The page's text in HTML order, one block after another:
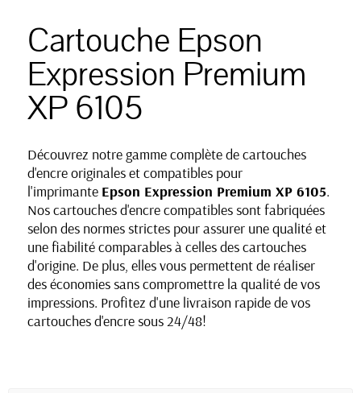
Cartouche Epson
Expression Premium
XP 6105
Découvrez notre gamme complète de cartouches
d'encre originales et compatibles pour
l'imprimante Epson Expression Premium XP 6105.
Nos cartouches d'encre compatibles sont fabriquées
selon des normes strictes pour assurer une qualité et
une fiabilité comparables à celles des cartouches
d'origine. De plus, elles vous permettent de réaliser
des économies sans compromettre la qualité de vos
impressions. Profitez d'une livraison rapide de vos
cartouches d'encre sous 24/48!